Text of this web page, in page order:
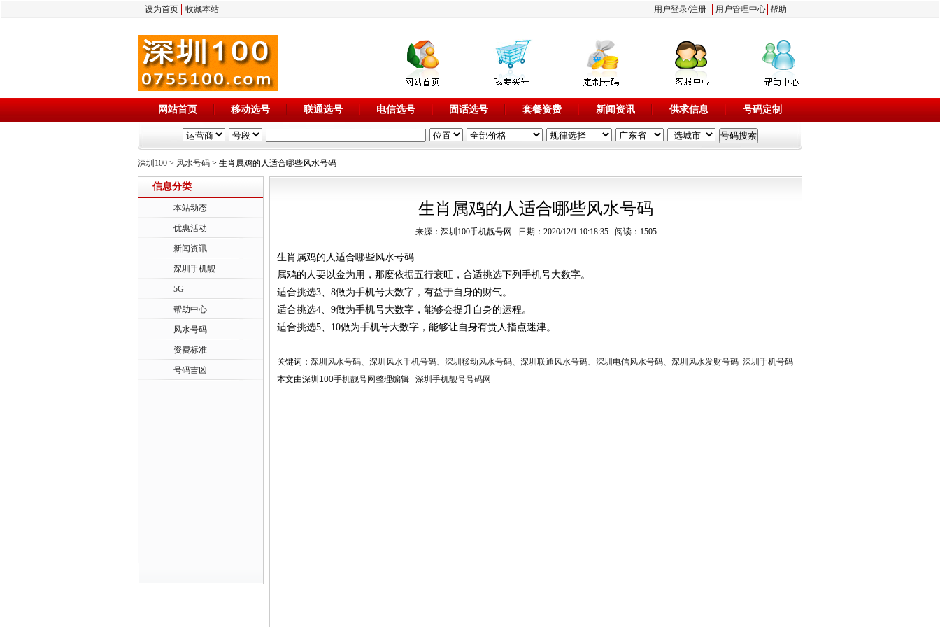
设为首页 收藏本站 用户登录/注册 用户管理中心 帮助
网站首页 移动选号 联通选号 电信选号 固话选号 套餐资费 新闻资讯 供求信息 号码定制
深圳100 > 风水号码 > 生肖属鸡的人适合哪些风水号码
信息分类
本站动态
优惠活动
新闻资讯
深圳手机靓
5G
帮助中心
风水号码
资费标准
号码吉凶
生肖属鸡的人适合哪些风水号码
来源：深圳100手机靓号网 日期：2020/12/1 10:18:35 阅读：1505
生肖属鸡的人适合哪些风水号码
属鸡的人要以金为用，那麼依据五行衰旺，合适挑选下列手机号大数字。
适合挑选3、8做为手机号大数字，有益于自身的财气。
适合挑选4、9做为手机号大数字，能够会提升自身的运程。
适合挑选5、10做为手机号大数字，能够让自身有贵人指点迷津。
关键词： 深圳风水号码、 深圳风水手机号码、 深圳移动风水号码、 深圳联通风水号码、 深圳电信风水号码、 深圳风水发财号码 深圳手机号码
本文由深圳100手机靓号网整理编辑 深圳手机靓号号码网